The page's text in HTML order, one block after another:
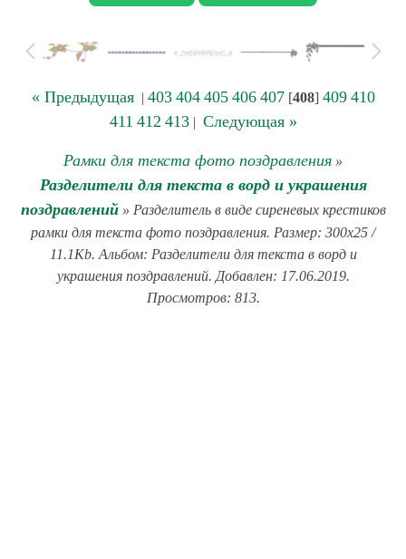
« Предыдущая| 403 404 405 406 407[408] 409 410
411 412 413| Следующая »
Рамки для текста фото поздравления »
Разделители для текста в ворд и украшения
поздравлений» Разделитель в виде сиреневых крестиков
рамки для текста фото поздравления. Размер: 300x25 /
11.1Kb. Альбом: Разделители для текста в ворд и
украшения поздравлений. Добавлен: 17.06.2019.
Просмотров: 813.